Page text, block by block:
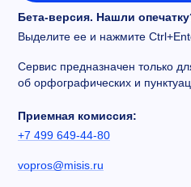
Бета-версия. Нашли
Выделите ее и нажмите
Сервис предназначен только
об орфографических и
Приемная комиссия:
+7 499 649-44-80
vopros@misis.ru